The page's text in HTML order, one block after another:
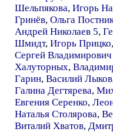
Шельпякова, Игорь
Гринёв, Ольга
Андрей Николаев 5,
Шмидт, Игорь Прицко,
Сергей
Халуторных,
Гарин, Василий Лыков
Галина Дегтярева,
Евгения Серенко,
Наталья Столярова,
Виталий Хватов,